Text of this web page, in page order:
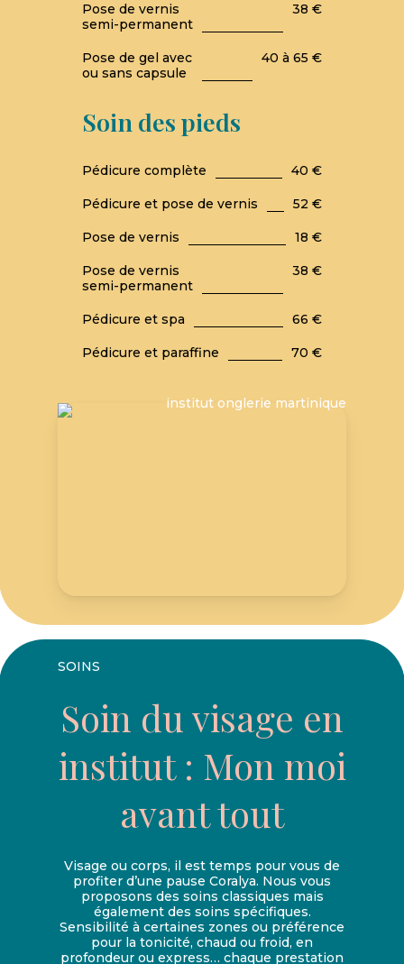
Pose de vernis
semi-permanent
38 €
Pose de gel avec
ou sans capsule
40 à 65 €
Soin des pieds
Pédicure complète 40 €
Pédicure et pose de vernis 52 €
Pose de vernis 18 €
Pose de vernis
semi-permanent
38 €
Pédicure et spa 66 €
Pédicure et paraffine 70 €
SOINS
Soin du visage en
institut : Mon moi
avant tout
Visage ou corps, il est temps pour vous de
profiter d’une pause Coralya. Nous vous
proposons des soins classiques mais
également des soins spécifiques.
Sensibilité à certaines zones ou préférence
pour la tonicité, chaud ou froid, en
profondeur ou express… chaque prestation